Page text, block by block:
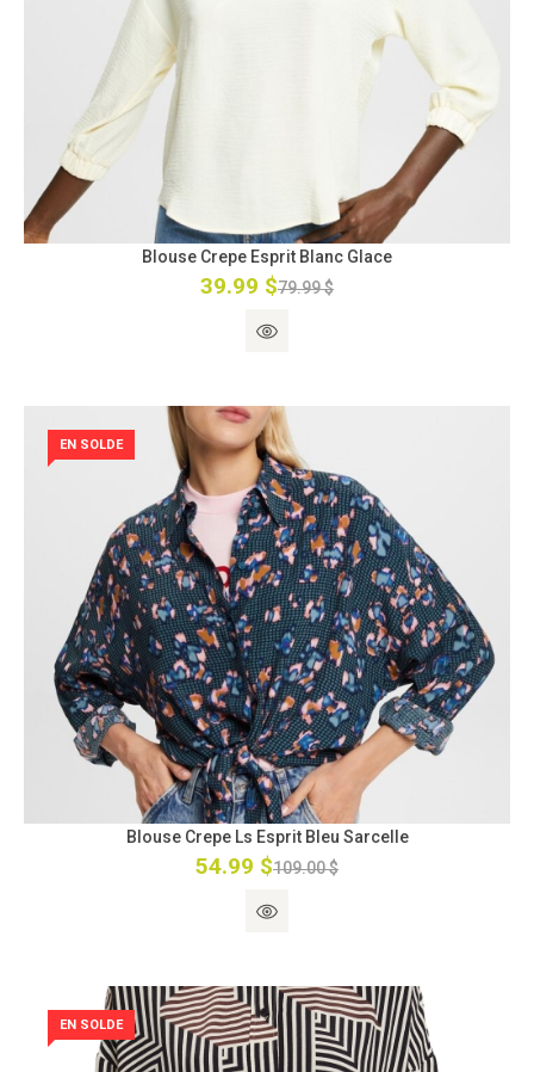
Blouse Crepe Esprit Blanc Glace
39.99 $79.99 $
EN SOLDE
Blouse Crepe Ls Esprit Bleu Sarcelle
54.99 $109.00 $
EN SOLDE